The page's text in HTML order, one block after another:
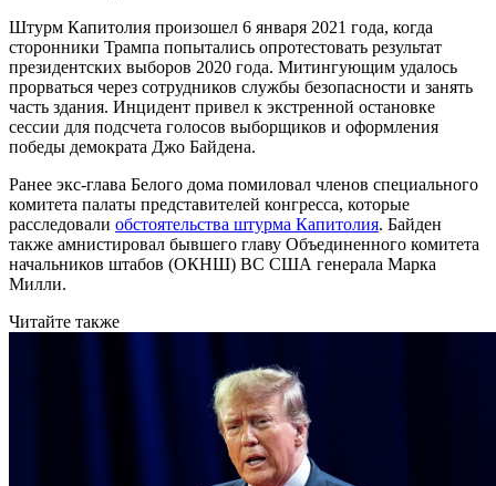
Штурм Капитолия произошел 6 января 2021 года, когда
сторонники Трампа попытались опротестовать результат
президентских выборов 2020 года. Митингующим удалось
прорваться через сотрудников службы безопасности и занять
часть здания. Инцидент привел к экстренной остановке
сессии для подсчета голосов выборщиков и оформления
победы демократа Джо Байдена.
Ранее экс-глава Белого дома помиловал членов специального
комитета палаты представителей конгресса, которые
расследовали обстоятельства штурма Капитолия. Байден
также амнистировал бывшего главу Объединенного комитета
начальников штабов (ОКНШ) ВС США генерала Марка
Милли.
Читайте также